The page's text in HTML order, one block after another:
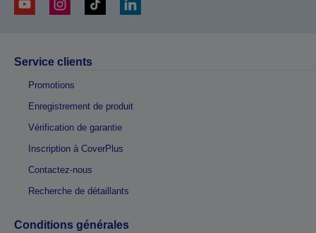
Service clients
Promotions
Enregistrement de produit
Vérification de garantie
Inscription à CoverPlus
Contactez-nous
Recherche de détaillants
Conditions générales